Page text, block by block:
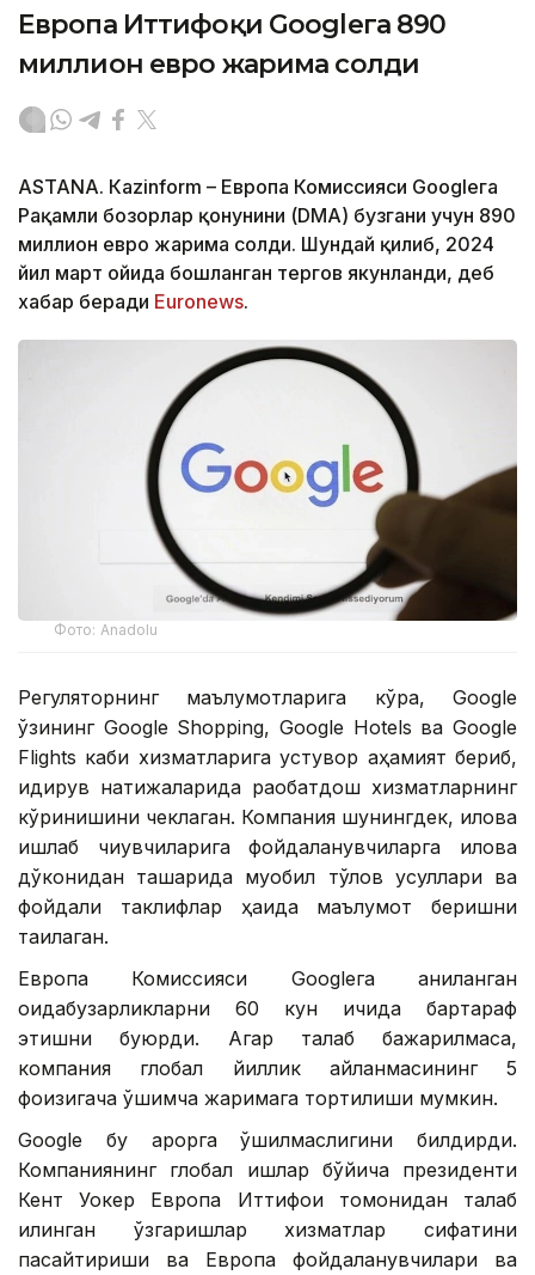
Европа Иттифоқи Googleга 890
миллион евро жарима солди
ASTANА. Кazinform – Европа Комиссияси Googleга
Рақамли бозорлар қонунини (DMA) бузгани учун 890
миллион евро жарима солди. Шундай қилиб, 2024
йил март ойида бошланган тергов якунланди, деб
хабар беради Euronews.
Фото: Аnadolu
Регуляторнинг маълумотларига кўра, Google
ўзининг Google Shopping, Google Hotels ва Google
Flights каби хизматларига устувор аҳамият бериб,
қидирув натижаларида рақобатдош хизматларнинг
кўринишини чеклаган. Компания шунингдек, илова
ишлаб чиқувчиларига фойдаланувчиларга илова
дўконидан ташқарида муқобил тўлов усуллари ва
фойдали таклифлар ҳақида маълумот беришни
тақиқлаган.
Европа Комиссияси Googleга аниқланган
қоидабузарликларни 60 кун ичида бартараф
этишни буюрди. Агар талаб бажарилмаса,
компания глобал йиллик айланмасининг 5
фоизигача қўшимча жаримага тортилиши мумкин.
Google бу қарорга қўшилмаслигини билдирди.
Компаниянинг глобал ишлар бўйича президенти
Кент Уокер Европа Иттифоқи томонидан талаб
қилинган ўзгаришлар хизматлар сифатини
пасайтириши ва Европа фойдаланувчилари ва